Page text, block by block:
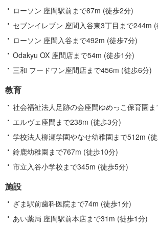
ローソン 座間駅前まで87m (徒歩2分)
セブンイレブン 座間入谷東3丁目まで244m
ローソン 座間入谷まで492m (徒歩7分)
Odakyu OX 座間店まで54m (徒歩1分)
三和 フードワン座間店まで456m (徒歩6分)
教育
社会福祉法人足跡の会座間ゆめっこ保育園
エルヴェ座間まで238m (徒歩3分)
学校法人柳瀬学園やなせ幼稚園まで512m (
鈴鹿幼稚園まで767m (徒歩10分)
市立入谷小学校まで345m (徒歩5分)
施設
ざま駅前歯科医院まで74m (徒歩1分)
あい薬局 座間駅前本店まで31m (徒歩1分)